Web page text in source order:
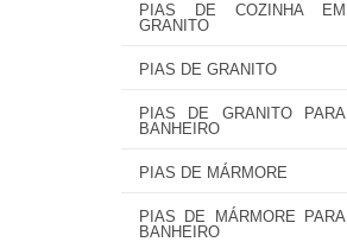
PIAS DE COZINHA EM
GRANITO
PIAS DE GRANITO
PIAS DE GRANITO PARA
BANHEIRO
PIAS DE MÁRMORE
PIAS DE MÁRMORE PARA
BANHEIRO